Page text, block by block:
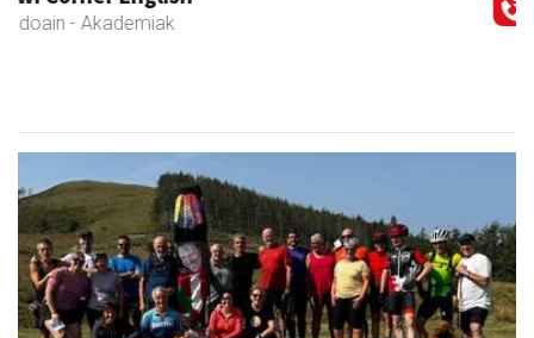
Andoain - IKT